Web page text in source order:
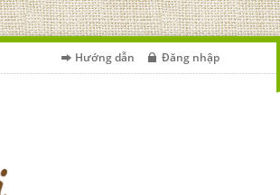
Hướng dẫn Đăng nhập